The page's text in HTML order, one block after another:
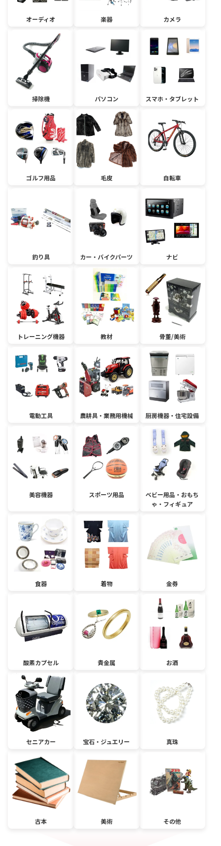
オーディオ 楽器 カメラ
掃除機 パソコン スマホ・タブレット
ゴルフ用品 毛皮 自転車
釣り具 カー・バイクパーツ ナビ
トレーニング機器 教材 骨董/美術
電動工具 農耕具・業務用機械 厨房機器・住宅設備
美容機器 スポーツ用品
ベビー用品・おもち
ゃ・フィギュア
食器 着物 金券
酸素カプセル 貴金属 お酒
セニアカー 宝石・ジュエリー 真珠
古本 美術 その他